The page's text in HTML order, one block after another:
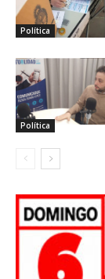
Política
Política